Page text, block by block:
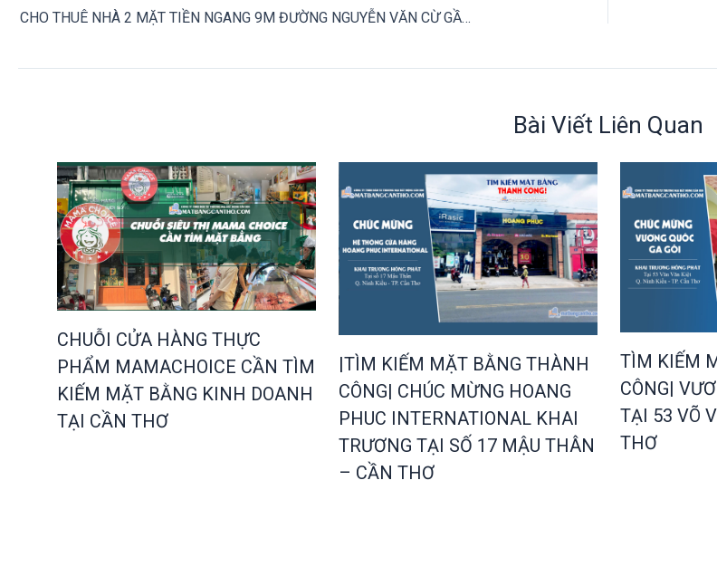
CHO THUÊ NHÀ 2 MẶT TIỀN NGANG 9M ĐƯỜNG NGUYỄN VĂN CỪ GẦN NGÃ TƯ VÕ VĂN KIỆT
Bài Viết Liên Quan
CHUỖI CỬA HÀNG THỰC
PHẨM MAMACHOICE CẦN TÌM
KIẾM MẶT BẰNG KINH DOANH
TẠI CẦN THƠ
|TÌM KIẾM MẶT BẰNG THÀNH
CÔNG| CHÚC MỪNG HOANG
PHUC INTERNATIONAL KHAI
TRƯƠNG TẠI SỐ 17 MẬU THÂN
– CẦN THƠ
TÌM KIẾM
CÔNG|
TẠI 53 VÕ
THƠ